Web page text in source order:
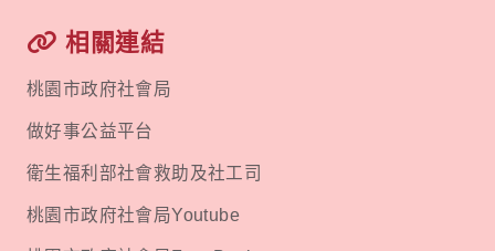
相關連結
桃園市政府社會局
做好事公益平台
衛生福利部社會救助及社工司
桃園市政府社會局Youtube